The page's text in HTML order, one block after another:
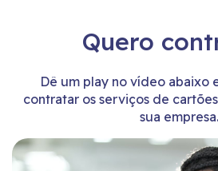
Quero
Dê um play no vídeo abaixo
contratar os serviços de
sua empresa.